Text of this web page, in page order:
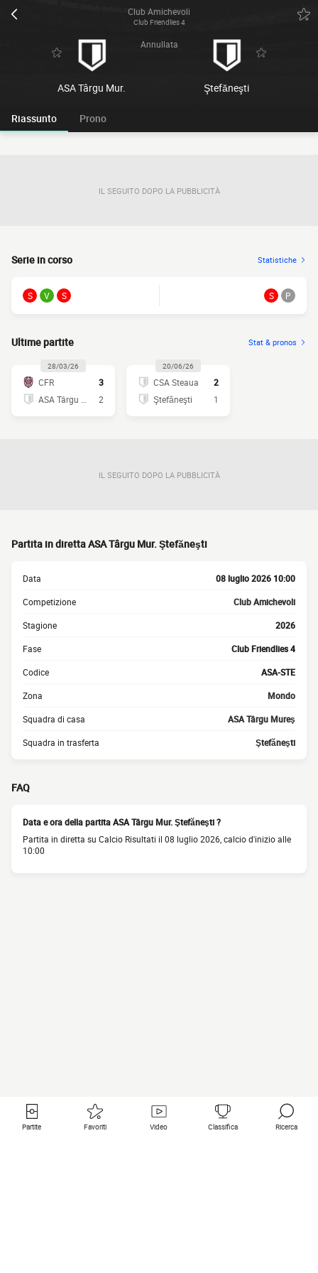
Club Amichevoli
Club Friendlies 4
ASA Târgu Mur.
Annullata
Ştefăneşti
Riassunto Prono
IL SEGUITO DOPO LA PUBBLICITÀ
Serie in corso Statistiche
S V S S P
Ultime partite Stat & pronos
28/03/26
CFR
3
2
20/06/26
CSA Steaua
2
Ştefăneşti
1
IL SEGUITO DOPO LA PUBBLICITÀ
Partita in diretta ASA Târgu Mur. Ştefăneşti
Data 08 luglio 2026 10:00
Competizione Club Amichevoli
Stagione 2026
Fase Club Friendlies 4
Codice ASA-STE
Zona Mondo
Squadra di casa ASA Târgu Mureş
Squadra in trasferta Ştefăneşti
FAQ
Data e ora della partita ASA Târgu Mur. Ştefăneşti ?
Partita in diretta su Calcio Risultati il 08 luglio 2026, calcio d'inizio alle
10:00
Partite Favoriti Video Classifica Ricerca